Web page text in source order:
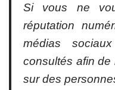
Si vous ne
réputation
médias
consultés afin de
sur des